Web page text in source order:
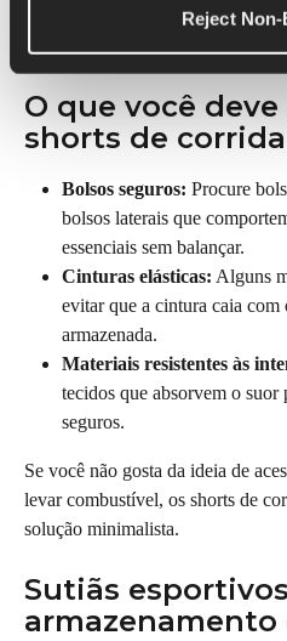
Reject
torna uma ótima opção para você
pequenas ou até mesmo um
O que você
shorts de corrida
Bolsos seguros: Procure
bolsos laterais que
essenciais sem balançar.
Cinturas elásticas: Alguns
evitar que a cintura caia com
armazenada.
Materiais resistentes às
tecidos que absorvem o suor
seguros.
Se você não gosta da ideia de
levar combustível, os shorts de
solução minimalista.
Sutiãs